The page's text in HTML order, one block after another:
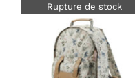
Rupture de stock
DÉTAILS